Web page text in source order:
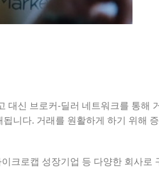
대신 브로커-딜러 네트워크를 통
니다. 거래를 원활하게 하기 위해
크로캡 성장기업 등 다양한 회사